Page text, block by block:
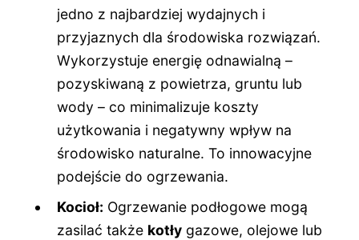
jedno z najbardziej wydajnych i
przyjaznych dla środowiska rozwiązań.
Wykorzystuje energię odnawialną –
pozyskiwaną z powietrza, gruntu lub
wody – co minimalizuje koszty
użytkowania i negatywny wpływ na
środowisko naturalne. To innowacyjne
podejście do ogrzewania.
Kocioł: Ogrzewanie podłogowe mogą
zasilać także kotły gazowe, olejowe lub